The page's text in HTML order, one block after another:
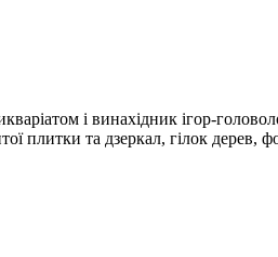
і винахідник ігор-
плитки та дзеркал, гілок